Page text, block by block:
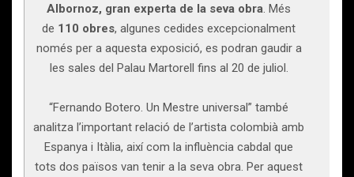
Albornoz, gran experta de la seva obra. Més
de 110 obres, algunes cedides excepcionalment
només per a aquesta exposició, es podran gaudir a
les sales del Palau Martorell fins al 20 de juliol.
“Fernando Botero. Un Mestre universal” també
analitza l’important relació de l’artista colombià amb
Espanya i Itàlia, així com la influència cabdal que
tots dos països van tenir a la seva obra. Per aquest